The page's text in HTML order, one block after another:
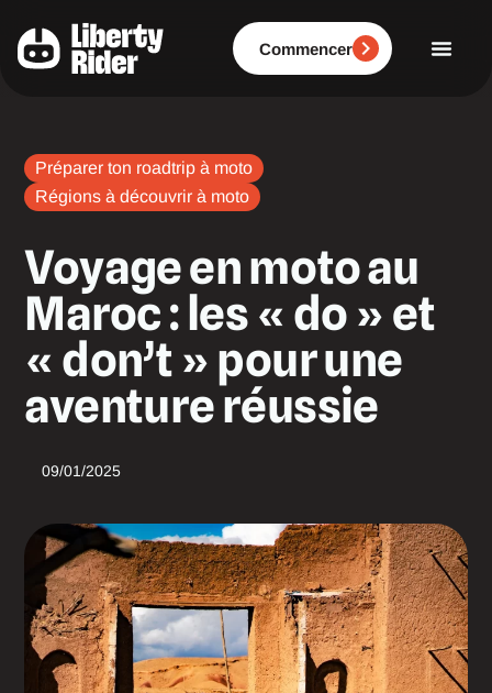
contenu
Commencer
Préparer ton roadtrip à moto
Régions à découvrir à moto
Voyage en moto au
Maroc : les « do » et
« don’t » pour une
aventure réussie
09/01/2025